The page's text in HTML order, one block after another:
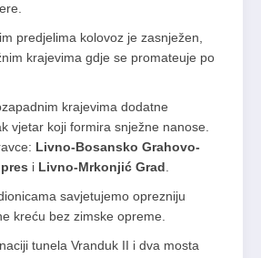
predjelima kolovoz je zasnježen,
krajevima gdje se promateuje po
krajevima dodatne
vjetar koji formira snježne nanose.
Livno-Bosansko Grahovo-
i Livno-Mrkonjić Grad
savjetujemo oprezniju
kreću bez zimske opreme.
tunela Vranduk II i dva mosta